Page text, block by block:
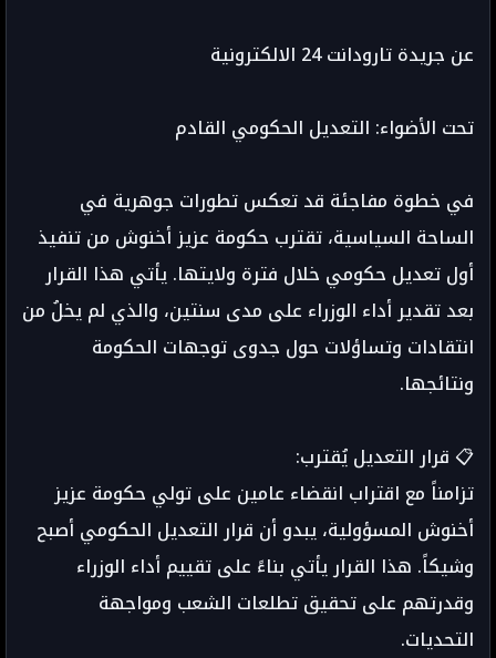
عن جريدة تارودانت 24 الالكترونية
تحت الأضواء: التعديل الحكومي القادم
في خطوة مفاجئة قد تعكس تطورات جوهرية في
الساحة السياسية، تقترب حكومة عزيز أخنوش من تنفيذ
أول تعديل حكومي خلال فترة ولايتها. يأتي هذا القرار
بعد تقدير أداء الوزراء على مدى سنتين، والذي لم يخلُ من
انتقادات وتساؤلات حول جدوى توجهات الحكومة
ونتائجها.
📋 قرار التعديل يُقترب:
تزامناً مع اقتراب انقضاء عامين على تولي حكومة عزيز
أخنوش المسؤولية، يبدو أن قرار التعديل الحكومي أصبح
وشيكاً. هذا القرار يأتي بناءً على تقييم أداء الوزراء
وقدرتهم على تحقيق تطلعات الشعب ومواجهة
التحديات.